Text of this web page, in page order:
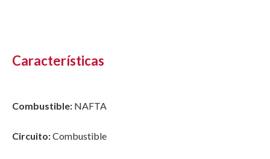
Características
Combustible: NAFTA
Circuito:Combustible